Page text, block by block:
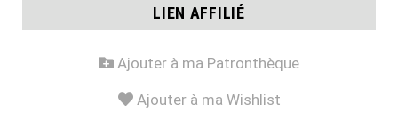
LIEN AFFILIÉ
Ajouter à ma Patronthèque
Ajouter à ma Wishlist